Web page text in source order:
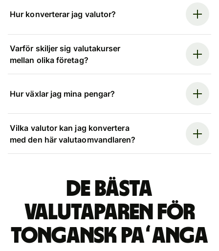
Hur konverterar jag valutor?
Varför skiljer sig valutakurser
mellan olika företag?
Hur växlar jag mina pengar?
Vilka valutor kan jag konvertera
med den här valutaomvandlaren?
De bästa
valutaparen för
tongansk paʻanga